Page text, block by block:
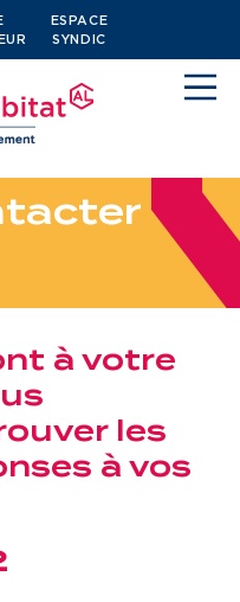
ESPACE
SYNDIC
tacter
à votre
les
à vos